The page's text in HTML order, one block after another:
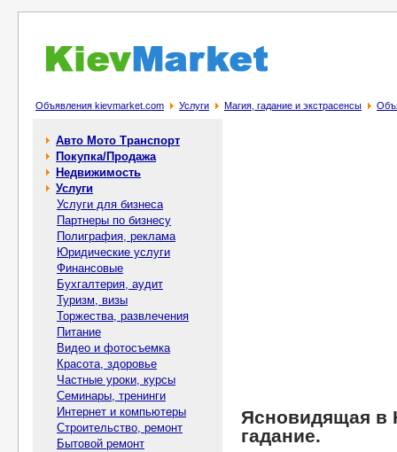
Объявления kievmarket.com Услуги Магия, гадание и экстрасенсы
Авто Мото Транспорт
Покупка/Продажа
Недвижимость
Услуги
Услуги для бизнеса
Партнеры по бизнесу
Полиграфия, реклама
Юридические услуги
Финансовые
Бухгалтерия, аудит
Туризм, визы
Торжества, развлечения
Питание
Видео и фотосъемка
Красота, здоровье
Частные уроки, курсы
Семинары, тренинги
Интернет и компьютеры
Строительство, ремонт
Бытовой ремонт
Ясновидящая в
гадание.